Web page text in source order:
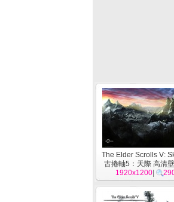
The Elder Scrolls V:
古捲軸5：天際 高清
1920x1200